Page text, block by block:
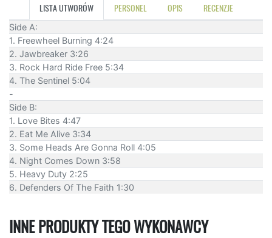
LISTA UTWORÓW PERSONEL OPIS RECENZJE
Side A:
1. Freewheel Burning 4:24
2. Jawbreaker 3:26
3. Rock Hard Ride Free 5:34
4. The Sentinel 5:04
-
Side B:
1. Love Bites 4:47
2. Eat Me Alive 3:34
3. Some Heads Are Gonna Roll 4:05
4. Night Comes Down 3:58
5. Heavy Duty 2:25
6. Defenders Of The Faith 1:30
INNE PRODUKTY TEGO WYKONAWCY